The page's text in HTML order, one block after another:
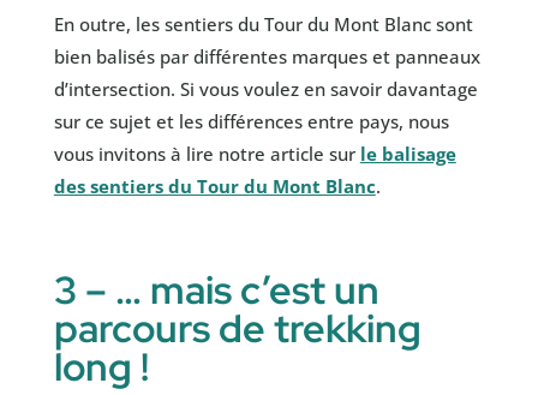
En outre, les sentiers du Tour du Mont Blanc sont
bien balisés par différentes marques et panneaux
d’intersection. Si vous voulez en savoir davantage
sur ce sujet et les différences entre pays, nous
vous invitons à lire notre article sur le balisage
des sentiers du Tour du Mont Blanc.
3 – … mais c’est un
parcours de trekking
long !